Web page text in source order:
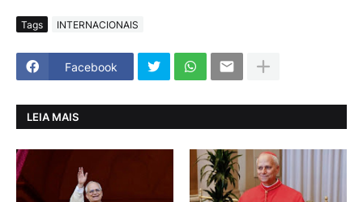
Tags INTERNACIONAIS
Facebook
LEIA MAIS